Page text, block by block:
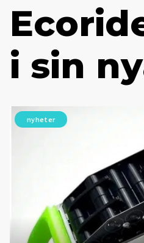
i sin
nyheter